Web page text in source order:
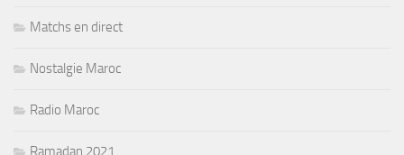
Matchs en direct
Nostalgie Maroc
Radio Maroc
Ramadan 2021